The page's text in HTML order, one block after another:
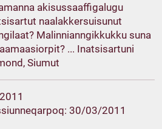
akisussaaffigalugu
naalakkersuisunut
Malinnianngikkukku suna
... Inatsisartuni
Siumut
30/03/2011